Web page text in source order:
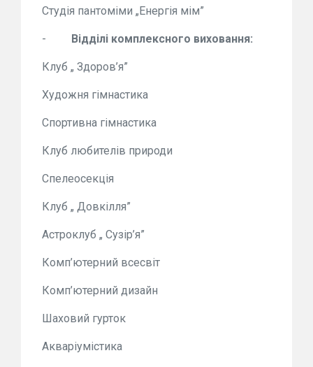
Студія пантоміми „Енергія мім”
- Відділі комплексного виховання:
Клуб „ Здоров’я”
Художня гімнастика
Спортивна гімнастика
Клуб любителів природи
Спелеосекція
Клуб „ Довкілля”
Астроклуб „ Сузір’я”
Комп’ютерний всесвіт
Комп’ютерний дизайн
Шаховий гурток
Акваріумістика